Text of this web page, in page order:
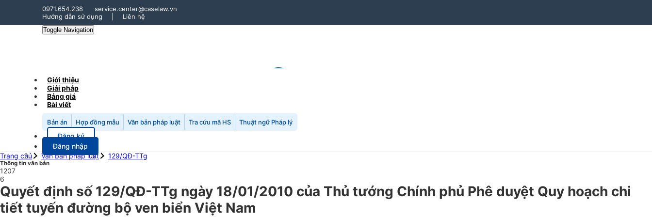
0971.654.238
service.center@caselaw.vn
Hướng dẫn sử dụng
Liên hệ
Toggle Navigation
Giới thiệu
Giải pháp
Bảng giá
Bài viết
Bản án Hợp đồng mẫu Văn bản pháp luật Tra cứu mã HS Thuật ngữ Pháp lý
Đăng ký
Đăng nhập
Trang chủ
Văn bản pháp luật 129/QĐ-TTg
Thông tin văn bản
1207
6
Quyết định số 129/QĐ-TTg ngày 18/01/2010 của Thủ tướng Chính phủ Phê duyệt Quy hoạch chi
tiết tuyến đường bộ ven biển Việt Nam